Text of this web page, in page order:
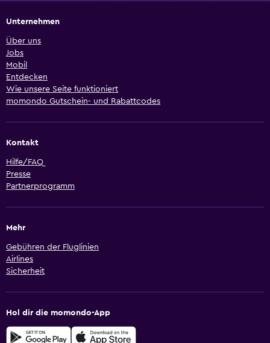
Unternehmen
Über uns
Jobs
Mobil
Entdecken
Wie unsere Seite funktioniert
momondo Gutschein- und Rabattcodes
Kontakt
Hilfe/FAQ
Presse
Partnerprogramm
Mehr
Gebühren der Fluglinien
Airlines
Sicherheit
Hol dir die momondo-App